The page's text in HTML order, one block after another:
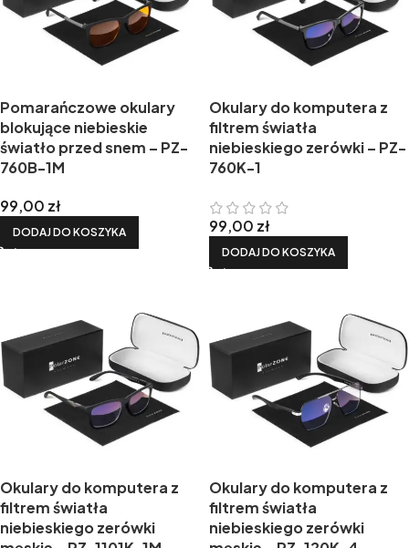
Pomarańczowe okulary
blokujące niebieskie
światło przed snem – PZ-
760B-1M
99,00 zł
DODAJ DO KOSZYKA
Okulary do komputera z
filtrem światła
niebieskiego zerówki – PZ-
760K-1
99,00 zł
DODAJ DO KOSZYKA
Okulary do komputera z
filtrem światła
niebieskiego zerówki
Okulary do komputera z
filtrem światła
niebieskiego zerówki